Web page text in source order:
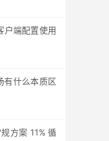
户端配置使用
有什么本质区
方案 11% 循